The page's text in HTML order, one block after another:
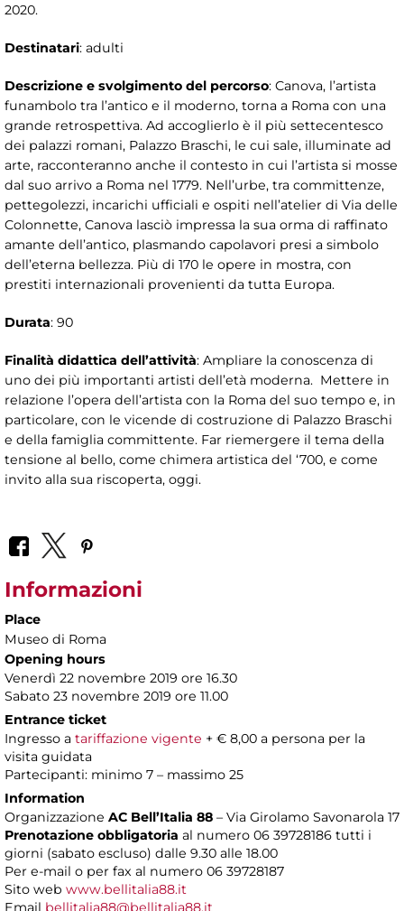
2020.
Destinatari: adulti
Descrizione e svolgimento del percorso: Canova, l’artista
funambolo tra l’antico e il moderno, torna a Roma con una
grande retrospettiva. Ad accoglierlo è il più settecentesco
dei palazzi romani, Palazzo Braschi, le cui sale, illuminate ad
arte, racconteranno anche il contesto in cui l’artista si mosse
dal suo arrivo a Roma nel 1779. Nell’urbe, tra committenze,
pettegolezzi, incarichi ufficiali e ospiti nell’atelier di Via delle
Colonnette, Canova lasciò impressa la sua orma di raffinato
amante dell’antico, plasmando capolavori presi a simbolo
dell’eterna bellezza. Più di 170 le opere in mostra, con
prestiti internazionali provenienti da tutta Europa.
Durata: 90
Finalità didattica dell’attività: Ampliare la conoscenza di
uno dei più importanti artisti dell’età moderna. Mettere in
relazione l’opera dell’artista con la Roma del suo tempo e, in
particolare, con le vicende di costruzione di Palazzo Braschi
e della famiglia committente. Far riemergere il tema della
tensione al bello, come chimera artistica del ‘700, e come
invito alla sua riscoperta, oggi.
Informazioni
Place
Museo di Roma
Opening hours
Venerdì 22 novembre 2019 ore 16.30
Sabato 23 novembre 2019 ore 11.00
Entrance ticket
Ingresso a tariffazione vigente + € 8,00 a persona per la
visita guidata
Partecipanti: minimo 7 – massimo 25
Information
Organizzazione AC Bell’Italia 88 – Via Girolamo Savonarola 17
Prenotazione obbligatoria al numero 06 39728186 tutti i
giorni (sabato escluso) dalle 9.30 alle 18.00
Per e-mail o per fax al numero 06 39728187
Sito web www.bellitalia88.it
Email bellitalia88@bellitalia88.it